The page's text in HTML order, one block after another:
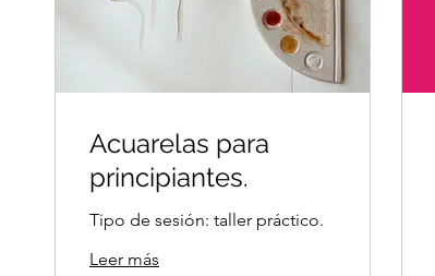
Acuarelas para
principiantes.
Tipo de sesión: taller práctico.
Leer más